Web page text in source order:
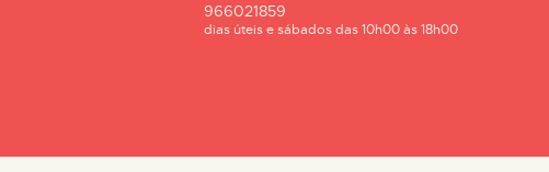
966021859
dias úteis e sábados das 10h00 às 18h00